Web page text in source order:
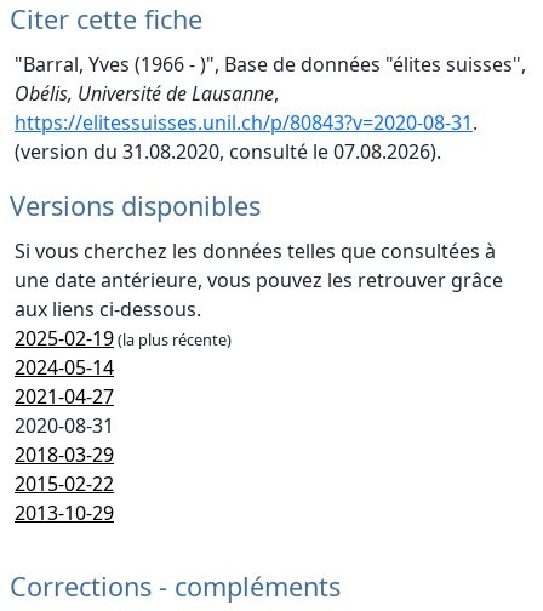
Citer cette fiche
"Barral, Yves (1966 - )", Base de données "élites suisses",
Obélis, Université de Lausanne,
https://elitessuisses.unil.ch/p/80843?v=2020-08-31.
(version du 31.08.2020, consulté le 07.08.2026).
Versions disponibles
Si vous cherchez les données telles que consultées à
une date antérieure, vous pouvez les retrouver grâce
aux liens ci-dessous.
2025-02-19(la plus récente)
2024-05-14
2021-04-27
2020-08-31
2018-03-29
2015-02-22
2013-10-29
Corrections - compléments